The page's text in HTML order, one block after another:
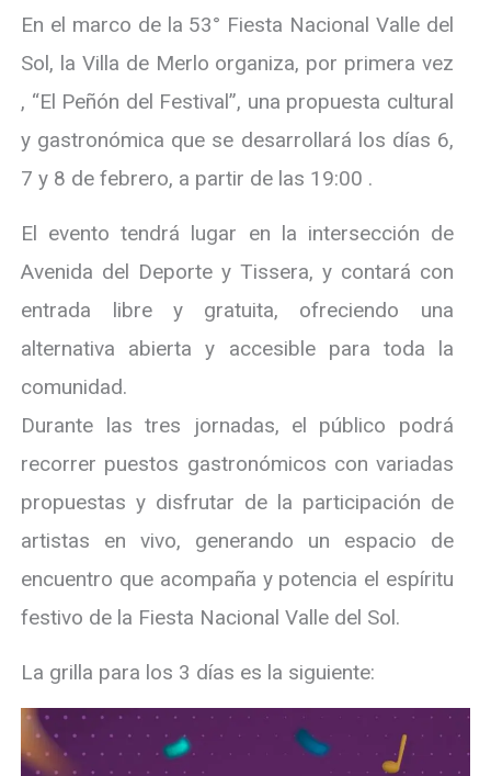
En el marco de la 53° Fiesta Nacional Valle del
Sol, la Villa de Merlo organiza, por primera vez
, “El Peñón del Festival”, una propuesta cultural
y gastronómica que se desarrollará los días 6,
7 y 8 de febrero, a partir de las 19:00 .
El evento tendrá lugar en la intersección de
Avenida del Deporte y Tissera, y contará con
entrada libre y gratuita, ofreciendo una
alternativa abierta y accesible para toda la
comunidad.
Durante las tres jornadas, el público podrá
recorrer puestos gastronómicos con variadas
propuestas y disfrutar de la participación de
artistas en vivo, generando un espacio de
encuentro que acompaña y potencia el espíritu
festivo de la Fiesta Nacional Valle del Sol.
La grilla para los 3 días es la siguiente: